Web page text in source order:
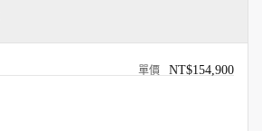
NT$154,900